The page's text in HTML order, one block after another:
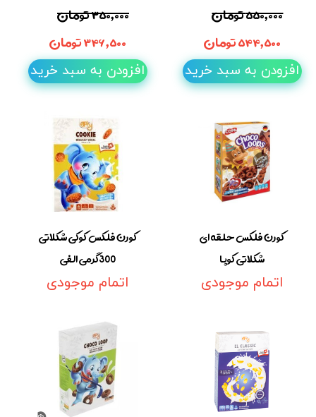
۵۵۰,۰۰۰ تومان
۵۴۴,۵۰۰ تومان
افزودن به سبد خرید
۳۵۰,۰۰۰ تومان
۳۴۶,۵۰۰ تومان
افزودن به سبد خرید
کورن فلکس حلقه ای
شکلاتی کوپا
اتمام موجودی
کورن فلکس کوکی شکلاتی
300گرمی الفی
اتمام موجودی